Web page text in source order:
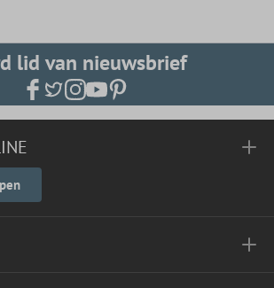
lid van nieuwsbrief